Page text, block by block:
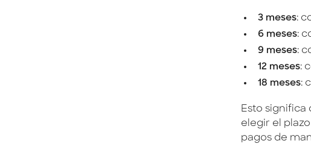
3 meses:
6 meses:
9 meses:
12 meses:
18 meses:
Esto
elegir el
pagos de